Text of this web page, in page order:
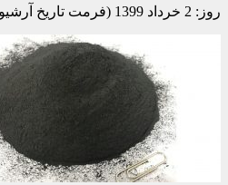
روز: 2 خرداد 1399 (فرمت تاریخ آرشیو روزانه)